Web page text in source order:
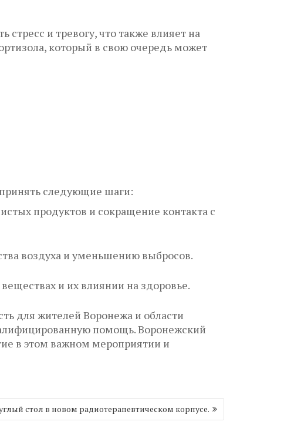
и тревогу, что также влияет на
который в свою очередь может
следующие шаги:
продуктов и сокращение контакта с
воздуха и уменьшению выбросов.
и их влиянии на здоровье.
для жителей Воронежа и области
помощь. Воронежский
в этом важном мероприятии и
стол в новом радиотерапевтическом корпусе.